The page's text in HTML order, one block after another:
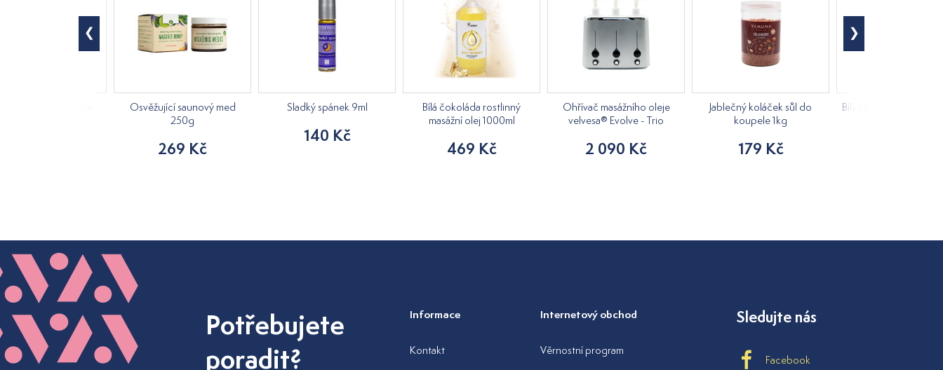
Osvěžující saunový med
250g
269 Kč
Sladký spánek 9ml
140 Kč
Bílá čokoláda rostlinný
masážní olej 1000ml
469 Kč
Ohřívač masážního oleje
velvesa® Evolve - Trio
2 090 Kč
Jablečný koláček sůl do
koupele 1kg
179 Kč
Bílý klobouk do sauny
Potřebujete
poradit?
Informace
Kontakt
Internetový obchod
Věrnostní program
Sledujte nás
Facebook